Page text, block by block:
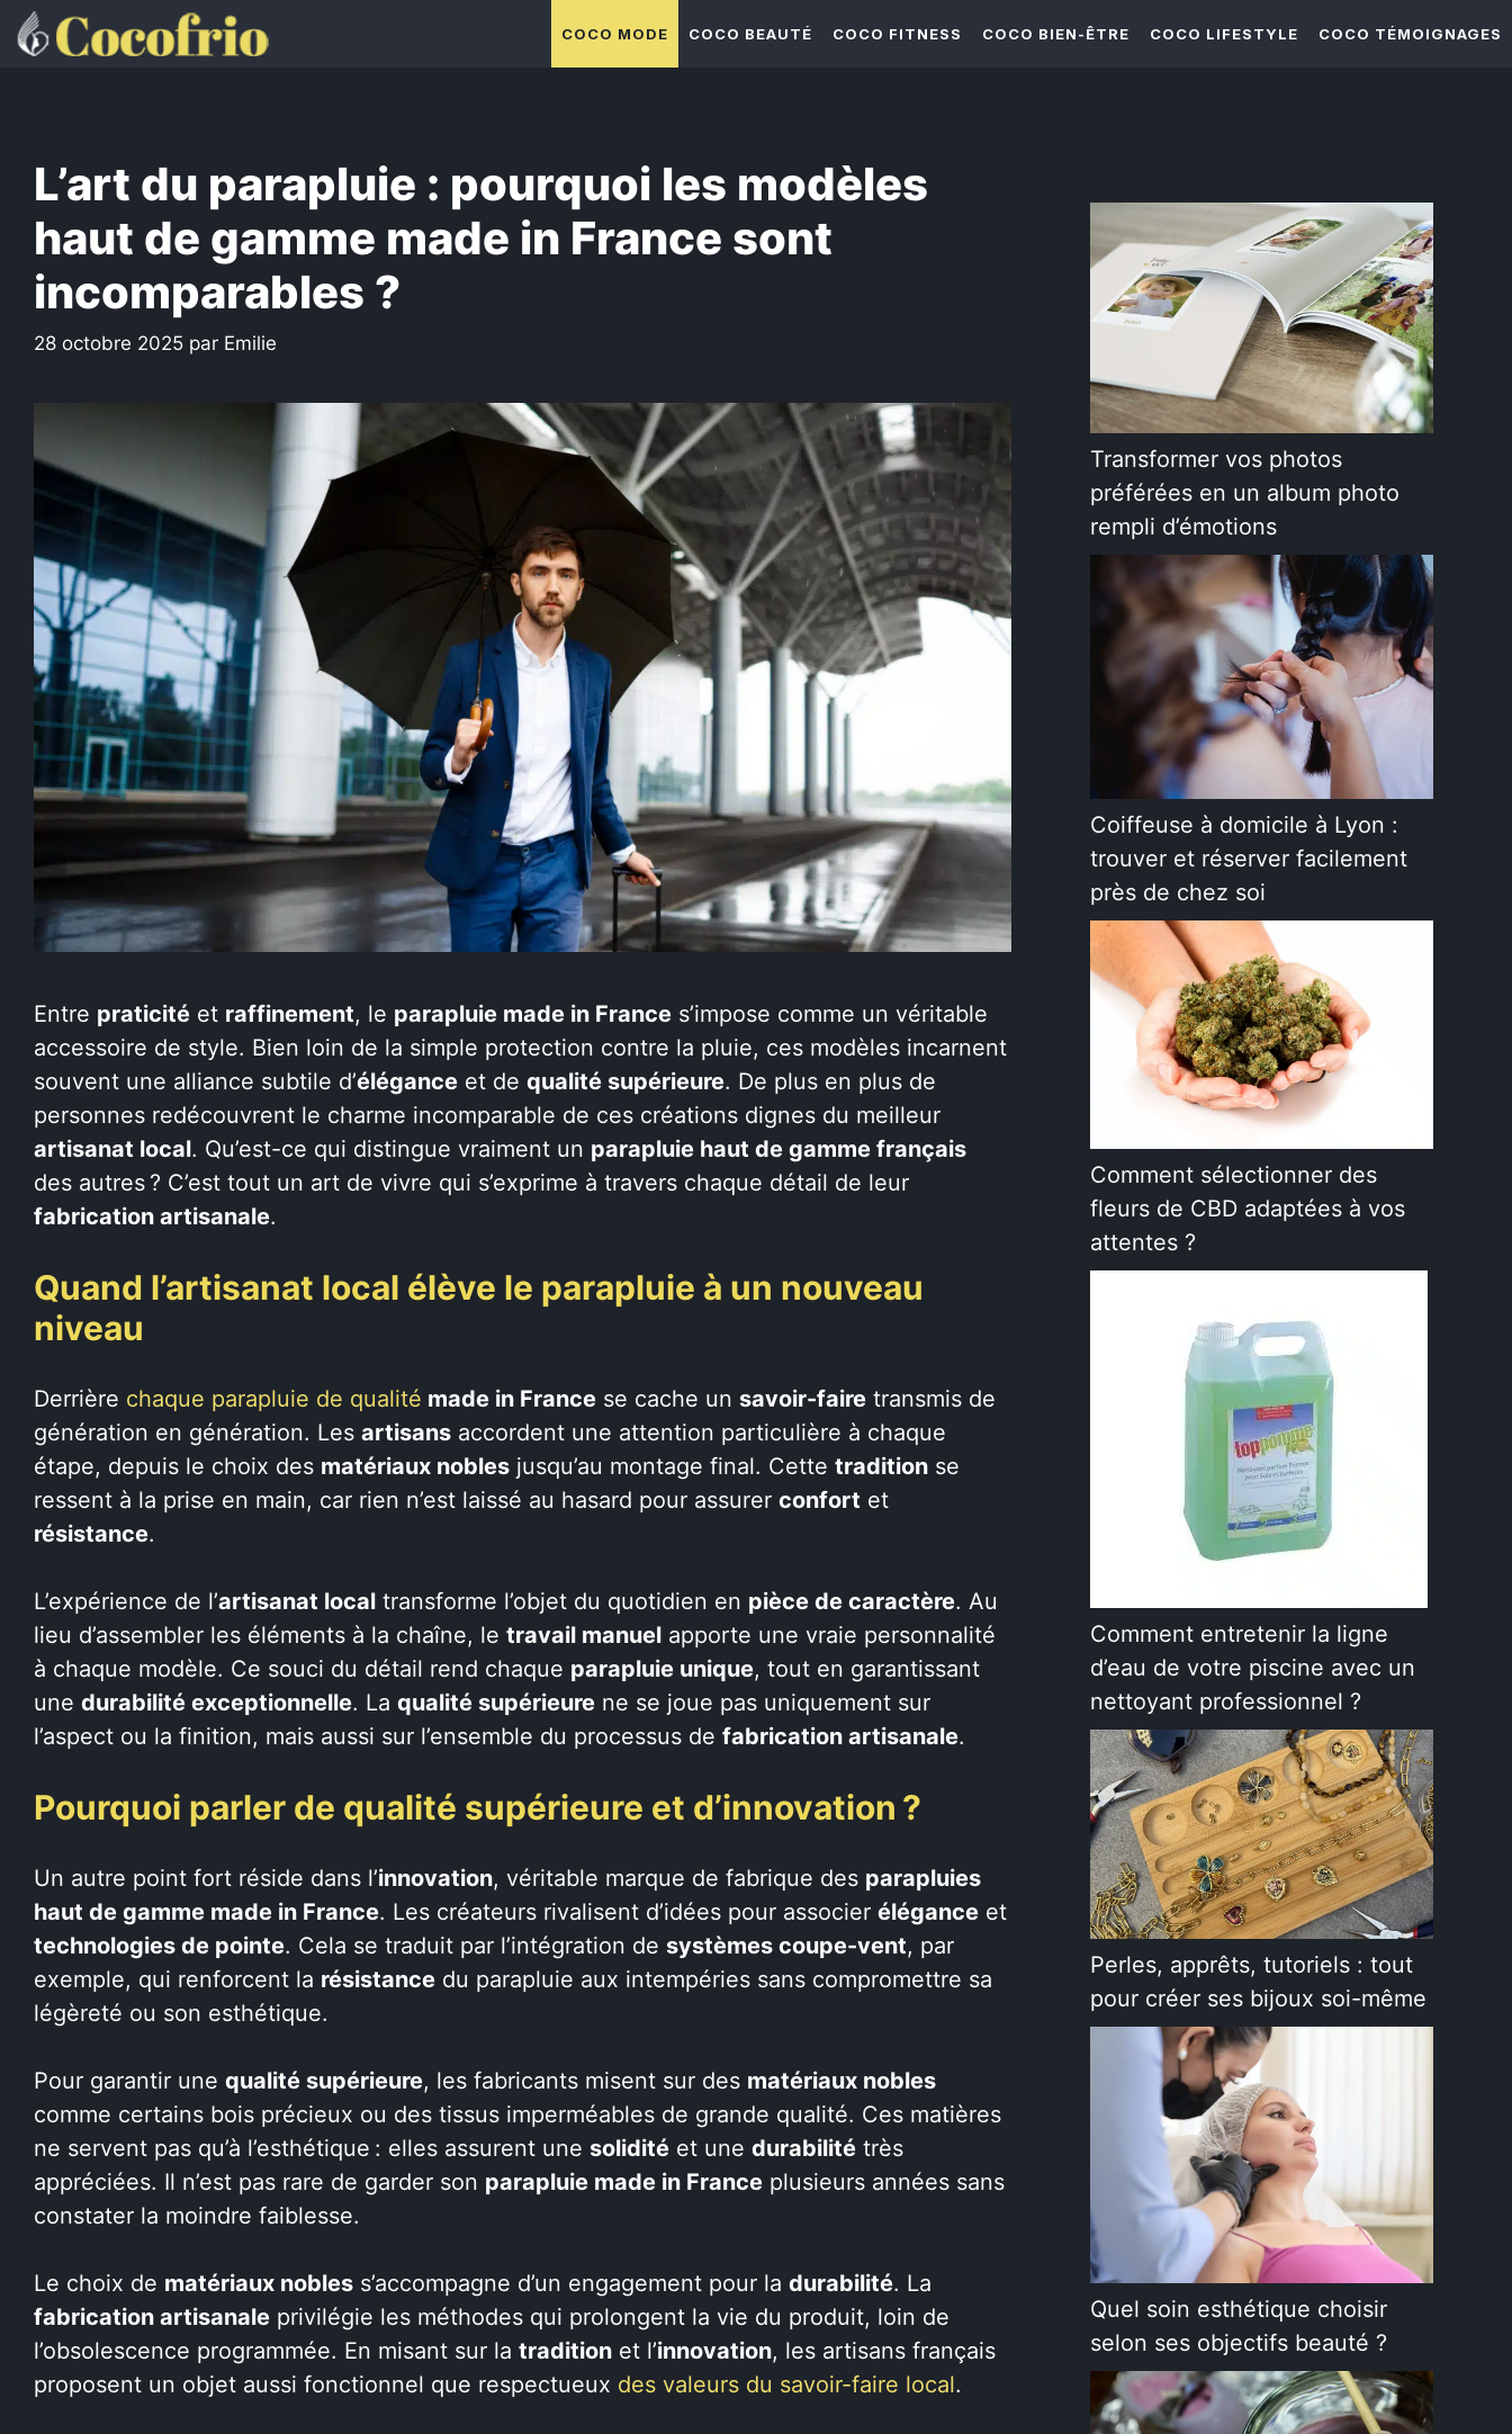
Aller
au
COCO MODE COCO BEAUTÉ COCO FITNESS COCO BIEN-ÊTRE COCO LIFESTYLE COCO TÉMOIGNAGES
L’art du parapluie : pourquoi les modèles
haut de gamme made in France sont
incomparables ?
28 octobre 2025 par Emilie
Entre praticité et raffinement, le parapluie made in France s’impose comme un véritable
accessoire de style. Bien loin de la simple protection contre la pluie, ces modèles incarnent
souvent une alliance subtile d’élégance et de qualité supérieure. De plus en plus de
personnes redécouvrent le charme incomparable de ces créations dignes du meilleur
artisanat local. Qu’est-ce qui distingue vraiment un parapluie haut de gamme français
des autres ? C’est tout un art de vivre qui s’exprime à travers chaque détail de leur
fabrication artisanale.
Quand l’artisanat local élève le parapluie à un nouveau
niveau
Derrière chaque parapluie de qualité made in France se cache un savoir-faire transmis de
génération en génération. Les artisans accordent une attention particulière à chaque
étape, depuis le choix des matériaux nobles jusqu’au montage final. Cette tradition se
ressent à la prise en main, car rien n’est laissé au hasard pour assurer confort et
résistance.
L’expérience de l’artisanat local transforme l’objet du quotidien en pièce de caractère. Au
lieu d’assembler les éléments à la chaîne, le travail manuel apporte une vraie personnalité
à chaque modèle. Ce souci du détail rend chaque parapluie unique, tout en garantissant
une durabilité exceptionnelle. La qualité supérieure ne se joue pas uniquement sur
l’aspect ou la finition, mais aussi sur l’ensemble du processus de fabrication artisanale.
Pourquoi parler de qualité supérieure et d’innovation ?
Un autre point fort réside dans l’innovation, véritable marque de fabrique des parapluies
haut de gamme made in France. Les créateurs rivalisent d’idées pour associer élégance et
technologies de pointe. Cela se traduit par l’intégration de systèmes coupe-vent, par
exemple, qui renforcent la résistance du parapluie aux intempéries sans compromettre sa
légèreté ou son esthétique.
Pour garantir une qualité supérieure, les fabricants misent sur des matériaux nobles
comme certains bois précieux ou des tissus imperméables de grande qualité. Ces matières
ne servent pas qu’à l’esthétique : elles assurent une solidité et une durabilité très
appréciées. Il n’est pas rare de garder son parapluie made in France plusieurs années sans
constater la moindre faiblesse.
Le choix de matériaux nobles s’accompagne d’un engagement pour la durabilité. La
fabrication artisanale privilégie les méthodes qui prolongent la vie du produit, loin de
l’obsolescence programmée. En misant sur la tradition et l’innovation, les artisans français
proposent un objet aussi fonctionnel que respectueux des valeurs du savoir-faire local.
Transformer vos photos
préférées en un album photo
rempli d’émotions
Coiffeuse à domicile à Lyon :
trouver et réserver facilement
près de chez soi
Comment sélectionner des
fleurs de CBD adaptées à vos
attentes ?
Comment entretenir la ligne
d’eau de votre piscine avec un
nettoyant professionnel ?
Perles, apprêts, tutoriels : tout
pour créer ses bijoux soi-même
Quel soin esthétique choisir
selon ses objectifs beauté ?